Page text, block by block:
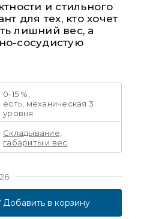
и стильного
для тех, кто хочет
лишний вес, а
сосудистую
0-15 %,
есть, механическая 3
уровня
Складывание,
габариты и вес
Добавить в корзину